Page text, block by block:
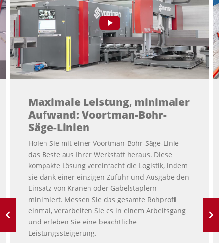
Maximale Leistung, minimaler
Aufwand: Voortman-Bohr-
Säge-Linien
Holen Sie mit einer Voortman-Bohr-Säge-Linie
das Beste aus Ihrer Werkstatt heraus. Diese
kompakte Lösung vereinfacht die Logistik, indem
sie dank einer einzigen Zufuhr und Ausgabe den
Einsatz von Kranen oder Gabelstaplern
minimiert. Messen Sie das gesamte Rohprofil
einmal, verarbeiten Sie es in einem Arbeitsgang
und erleben Sie eine beachtliche
Leistungssteigerung.